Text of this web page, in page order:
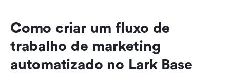
Como criar um fluxo de
trabalho de marketing
automatizado no Lark Base